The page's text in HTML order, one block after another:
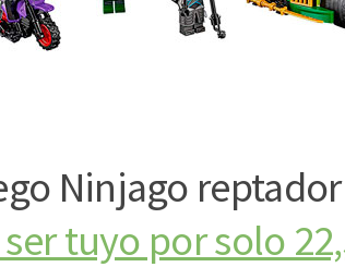
Ninjago
tuyo por solo